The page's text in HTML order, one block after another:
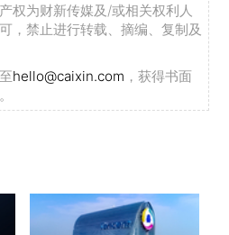
权为财新传媒及/或相关权利人
，禁止进行转载、摘编、复制及
hello@caixin.com ，获得书面